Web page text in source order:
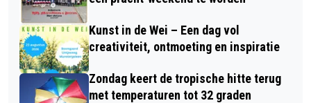
RAAD VAN STATE
Kunst in de Wei – Een dag vol
creativiteit, ontmoeting en inspiratie
Zondag keert de tropische hitte terug
met temperaturen tot 32 graden